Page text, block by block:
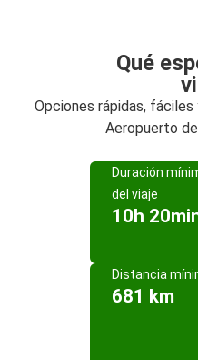
Qué
Opciones rápidas,
Aeropuerto
Duración
del viaje
10h
Distancia
681 km